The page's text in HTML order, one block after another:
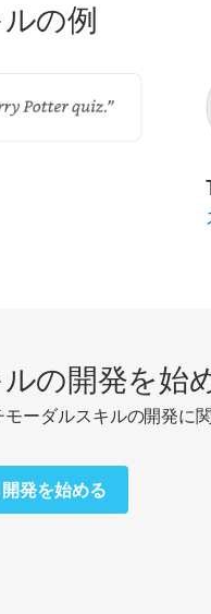
の例
の開発を始
ーダルスキルの開発に
開発を始める